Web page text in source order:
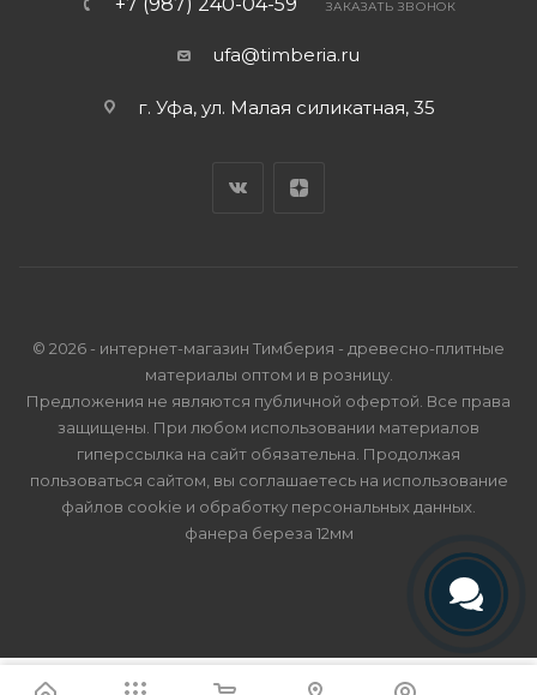
ЗАКАЗАТЬ ЗВОНОК
ufa@timberia.ru
г. Уфа, ул. Малая силикатная, 35
© 2026 - интернет-магазин Тимберия - древесно-плитные
материалы оптом и в розницу.
Предложения не являются публичной офертой. Все права
защищены. При любом использовании материалов
гиперссылка на сайт обязательна. Продолжая
пользоваться сайтом, вы соглашаетесь на использование
файлов cookie и обработку персональных данных
фанера береза 12мм